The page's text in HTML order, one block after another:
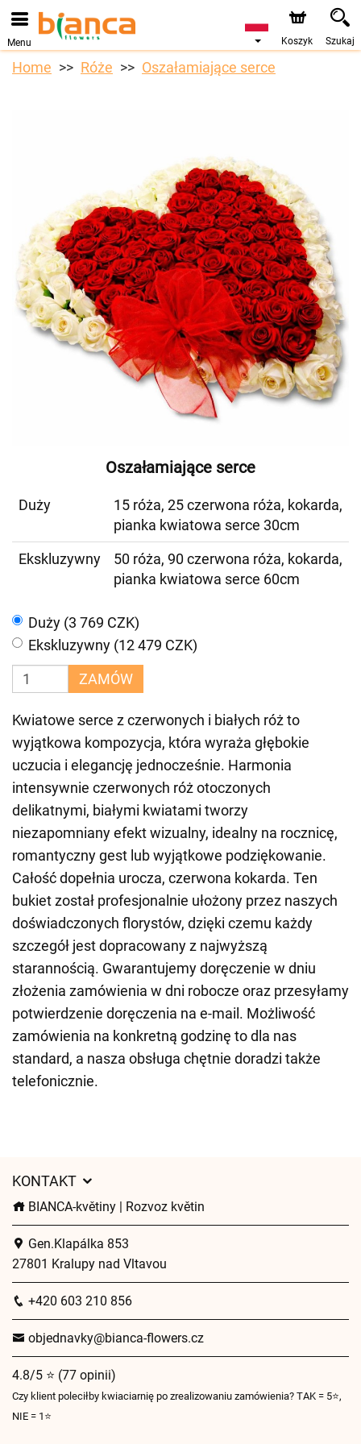
Menu Koszyk Szukaj
Home Róże Oszałamiające serce
Oszałamiające serce
Duży
15 róża, 25 czerwona róża, kokarda,
pianka kwiatowa serce 30cm
Ekskluzywny
50 róża, 90 czerwona róża, kokarda,
pianka kwiatowa serce 60cm
Duży (3 769 CZK)
Ekskluzywny (12 479 CZK)
ZAMÓW
Kwiatowe serce z czerwonych i białych róż to
wyjątkowa kompozycja, która wyraża głębokie
uczucia i elegancję jednocześnie. Harmonia
intensywnie czerwonych róż otoczonych
delikatnymi, białymi kwiatami tworzy
niezapomniany efekt wizualny, idealny na rocznicę,
romantyczny gest lub wyjątkowe podziękowanie.
Całość dopełnia urocza, czerwona kokarda. Ten
bukiet został profesjonalnie ułożony przez naszych
doświadczonych florystów, dzięki czemu każdy
szczegół jest dopracowany z najwyższą
starannością. Gwarantujemy doręczenie w dniu
złożenia zamówienia w dni robocze oraz przesyłamy
potwierdzenie doręczenia na e-mail. Możliwość
zamówienia na konkretną godzinę to dla nas
standard, a nasza obsługa chętnie doradzi także
telefonicznie.
KONTAKT
BIANCA-květiny | Rozvoz květin
Gen.Klapálka 853
27801 Kralupy nad Vltavou
+420 603 210 856
objednavky@bianca-flowers.cz
4.8/5 ⭐ (77 opinii)
Czy klient poleciłby kwiaciarnię po zrealizowaniu zamówienia? TAK = 5⭐,
NIE = 1⭐